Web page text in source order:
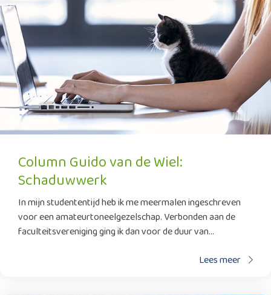
Column Guido van de Wiel:
Schaduwwerk
In mijn studententijd heb ik me meermalen ingeschreven
voor een amateurtoneelgezelschap. Verbonden aan de
faculteitsvereniging ging ik dan voor de duur van...
Lees meer